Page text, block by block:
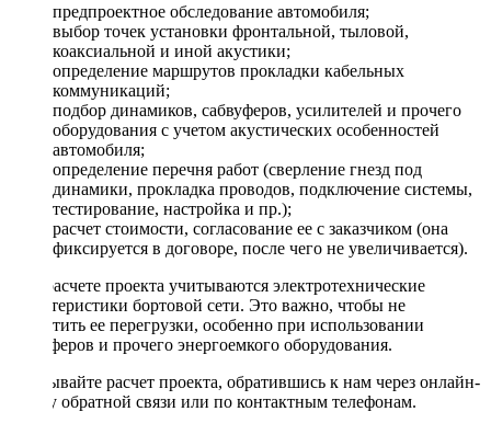
предпроектное обследование автомобиля;
выбор точек установки фронтальной, тыловой,
коаксиальной и иной акустики;
определение маршрутов прокладки кабельных
коммуникаций;
подбор динамиков, сабвуферов, усилителей и прочего
оборудования с учетом акустических особенностей
автомобиля;
определение перечня работ (сверление гнезд под
динамики, прокладка проводов, подключение системы,
тестирование, настройка и пр.);
расчет стоимости, согласование ее с заказчиком (она
фиксируется в договоре, после чего не увеличивается).
При расчете проекта учитываются электротехнические
характеристики бортовой сети. Это важно, чтобы не
допустить ее перегрузки, особенно при использовании
сабвуферов и прочего энергоемкого оборудования.
Заказывайте расчет проекта, обратившись к нам через онлайн-
форму обратной связи или по контактным телефонам.